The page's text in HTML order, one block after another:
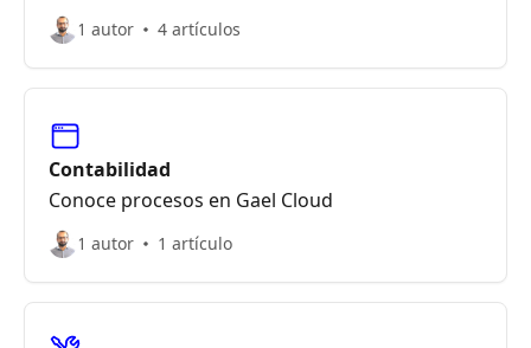
asociado, además de la generación automática
de notas de venta
1 autor 4 artículos
Contabilidad
Conoce procesos en Gael Cloud
1 autor 1 artículo